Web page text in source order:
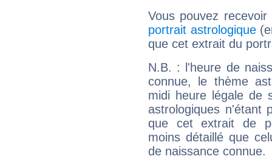
Vous pouvez
portrait astrologique
que cet extrait du
N.B. : l'heure de
connue, le thème
midi heure légale de
astrologiques n'étant
que cet extrait de
moins détaillé que
de naissance connue.